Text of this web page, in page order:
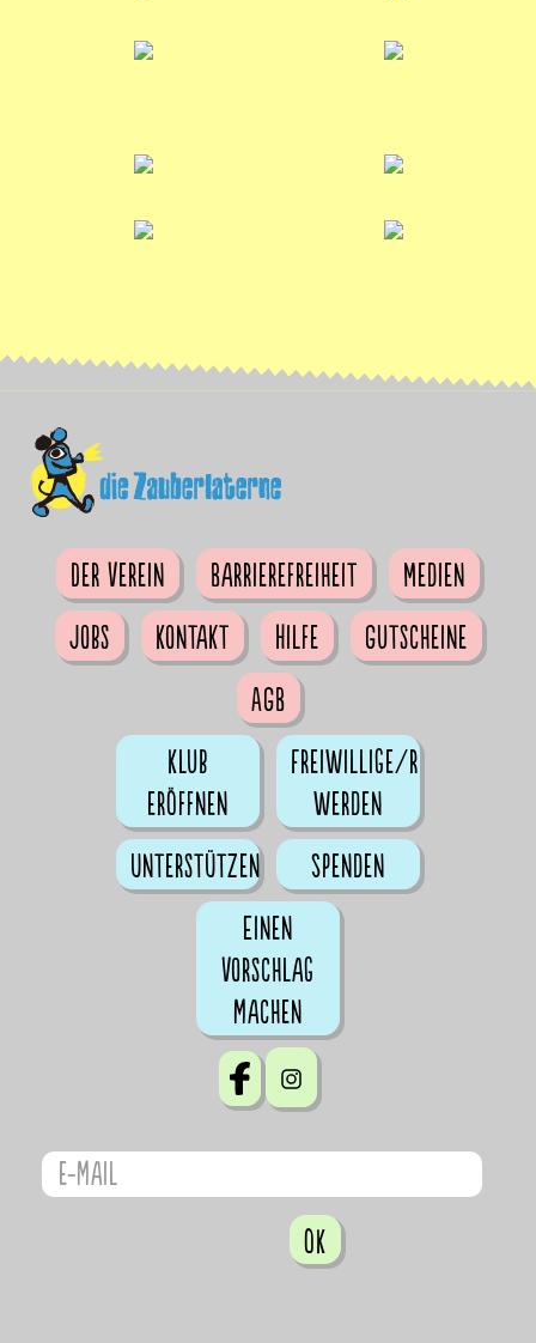
Der Verein Barrierefreiheit
Medien
Jobs
Kontakt Hilfe
Gutscheine
AGB
Klub
eröffnen
Freiwillige/r
werden
Unterstützen
Spenden
Einen
Vorschlag
machen
OK